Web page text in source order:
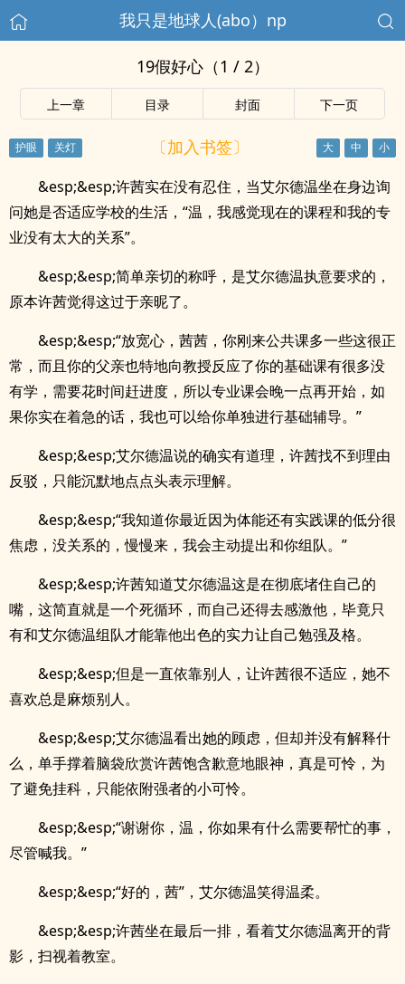
我只是地球人(abo）np
19假好心（1 / 2）
上一章 目录 封面 下一页
〔加入书签〕
&esp;&esp;许茜实在没有忍住，当艾尔德温坐在身边询
问她是否适应学校的生活，“温，我感觉现在的课程和我的专
业没有太大的关系”。
&esp;&esp;简单亲切的称呼，是艾尔德温执意要求的，
原本许茜觉得这过于亲昵了。
&esp;&esp;“放宽心，茜茜，你刚来公共课多一些这很正
常，而且你的父亲也特地向教授反应了你的基础课有很多没
有学，需要花时间赶进度，所以专业课会晚一点再开始，如
果你实在着急的话，我也可以给你单独进行基础辅导。”
&esp;&esp;艾尔德温说的确实有道理，许茜找不到理由
反驳，只能沉默地点点头表示理解。
&esp;&esp;“我知道你最近因为体能还有实践课的低分很
焦虑，没关系的，慢慢来，我会主动提出和你组队。”
&esp;&esp;许茜知道艾尔德温这是在彻底堵住自己的
嘴，这简直就是一个死循环，而自己还得去感激他，毕竟只
有和艾尔德温组队才能靠他出色的实力让自己勉强及格。
&esp;&esp;但是一直依靠别人，让许茜很不适应，她不
喜欢总是麻烦别人。
&esp;&esp;艾尔德温看出她的顾虑，但却并没有解释什
么，单手撑着脑袋欣赏许茜饱含歉意地眼神，真是可怜，为
了避免挂科，只能依附强者的小可怜。
&esp;&esp;“谢谢你，温，你如果有什么需要帮忙的事，
尽管喊我。”
&esp;&esp;“好的，茜”，艾尔德温笑得温柔。
&esp;&esp;许茜坐在最后一排，看着艾尔德温离开的背
影，扫视着教室。